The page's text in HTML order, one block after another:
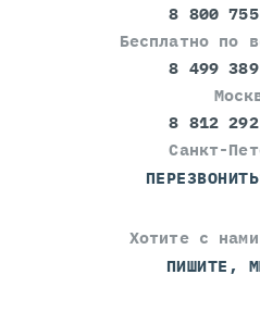
8 800
Бесплатно по
8 499
8 812
Санкт-
Хотите с
ПИШИТЕ,